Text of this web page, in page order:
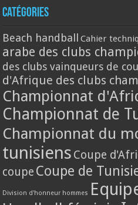
Catégories
Beach handball Cahier
arabe des clubs
des clubs vainqueurs de
d'Afrique des clubs
Championnat
Championnat de
Championnat du
tunisiens Coupe
coupe Coupe de
Division d'honneur hommes